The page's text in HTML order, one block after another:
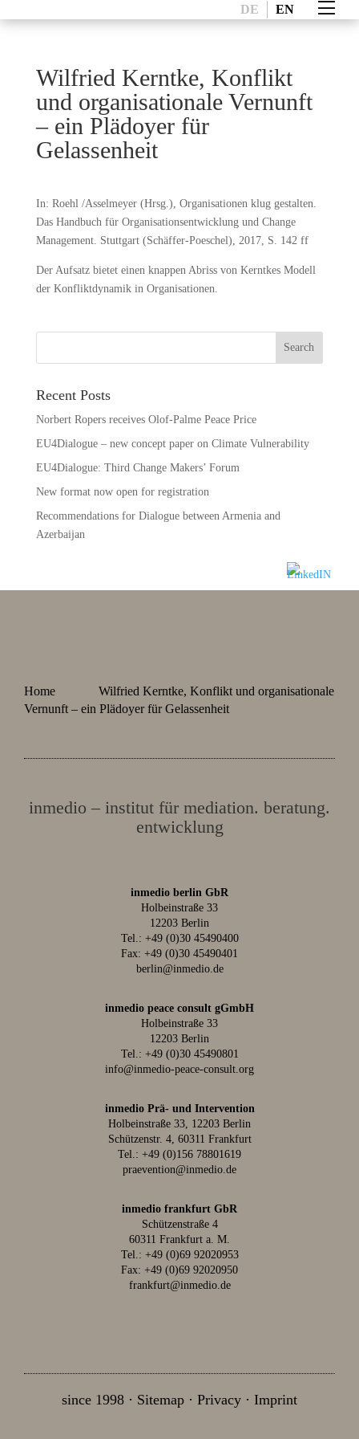
DE EN
Wilfried Kerntke, Konflikt
und organisationale Vernunft
– ein Plädoyer für
Gelassenheit
In: Roehl /Asselmeyer (Hrsg.), Organisationen klug gestalten.
Das Handbuch für Organisationsentwicklung und Change
Management. Stuttgart (Schäffer-Poeschel), 2017, S. 142 ff
Der Aufsatz bietet einen knappen Abriss von Kerntkes Modell
der Konfliktdynamik in Organisationen.
Recent Posts
Norbert Ropers receives Olof-Palme Peace Price
EU4Dialogue – new concept paper on Climate Vulnerability
EU4Dialogue: Third Change Makers’ Forum
New format now open for registration
Recommendations for Dialogue between Armenia and
Azerbaijan
Home
Wilfried Kerntke, Konflikt und organisationale
Vernunft – ein Plädoyer für Gelassenheit
inmedio – institut für mediation. beratung.
entwicklung
inmedio berlin GbR
Holbeinstraße 33
12203 Berlin
Tel.: +49 (0)30 45490400
Fax: +49 (0)30 45490401
berlin@inmedio.de
inmedio peace consult gGmbH
Holbeinstraße 33
12203 Berlin
Tel.: +49 (0)30 45490801
info@inmedio-peace-consult.org
inmedio Prä- und Intervention
Holbeinstraße 33, 12203 Berlin
Schützenstr. 4, 60311 Frankfurt
Tel.: +49 (0)156 78801619
praevention@inmedio.de
inmedio frankfurt GbR
Schützenstraße 4
60311 Frankfurt a. M.
Tel.: +49 (0)69 92020953
Fax: +49 (0)69 92020950
frankfurt@inmedio.de
since 1998 Sitemap Privacy Imprint